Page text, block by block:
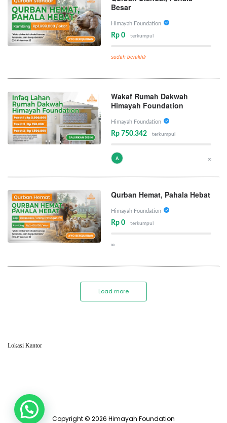
Besar
Himayah Foundation
Rp 0 terkumpul
sudah berakhir
Wakaf Rumah Dakwah
Himayah Foundation
Himayah Foundation
Rp 750.342 terkumpul
A ∞
Qurban Hemat, Pahala Hebat
Himayah Foundation
Rp 0 terkumpul
∞
Load more
Lokasi Kantor
Copyright © 2026 Himayah Foundation